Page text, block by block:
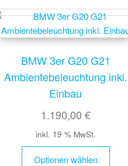
BMW 3er G20 G21
Ambientebeleuchtung inkl.
Einbau
1.190,00 €
inkl. 19 % MwSt.
Optionen wählen